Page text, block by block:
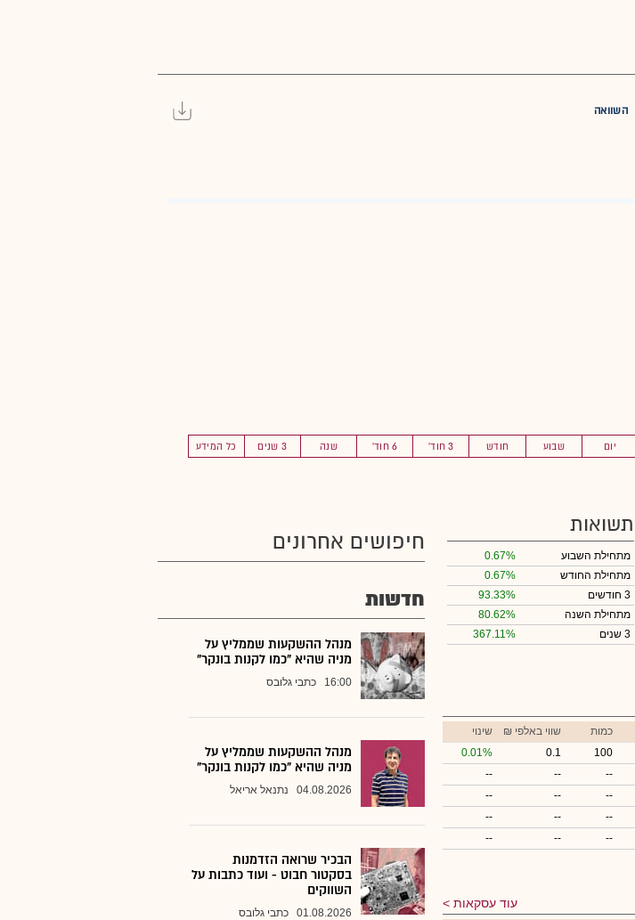
השוואה
יום שבוע חודש 3 חוד' 6 חוד' שנה 3 שנים כל המידע
תשואות
מתחילת השבוע
0.67%
מתחילת החודש
0.67%
3 חודשים
93.33%
מתחילת השנה
80.62%
3 שנים
367.11%
כמות ₪ שווי באלפי
שינוי
100
0.1
0.01%
--
--
--
--
--
--
--
--
--
--
--
--
עוד עסקאות
חיפושים אחרונים
חדשות
מנהל ההשקעות שממליץ על
מניה שהיא "כמו לקנות בונקר"
16:00 כתבי גלובס
מנהל ההשקעות שממליץ על
מניה שהיא "כמו לקנות בונקר"
04.08.2026 נתנאל אריאל
הבכיר שרואה הזדמנות
בסקטור חבוט - ועוד כתבות על
השווקים
01.08.2026 כתבי גלובס